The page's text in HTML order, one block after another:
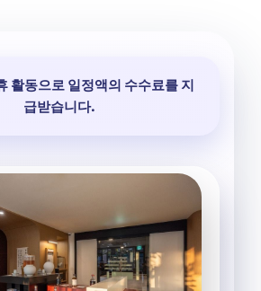
활동으로 일정액의 수수료를 지
급받습니다.